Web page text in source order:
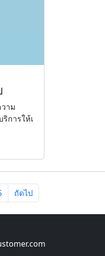
าม
การให้เ
ถัดไป